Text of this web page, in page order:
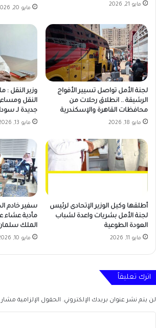
مايو 21, 2026
مايو 20, 2026
لجنة الأمل تواصل تسيير الأفواج
الرشيقة .. انطلاق رحلات من
محافظات القاهرة والإسكندرية
مايو 18, 2026
وزير النقل :
جديدة لـ
مايو 13, 2026
أطلقها وكيل الوزير الإتحادى لرئيس
لجنة الأمل بشريات واعدة لشباب
العودة الطوعية
مايو 11, 2026
سفير خادم
مأدبة عشاء
الملك سلمان
مايو 10, 2026
اترك تعليقاً
لن يتم نشر عنوان بريدك الإلكتروني. الحقول الإلزامية مشار